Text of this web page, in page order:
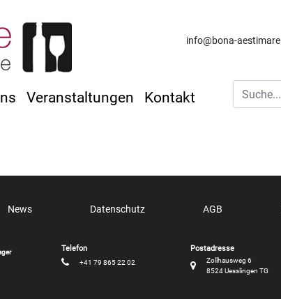
info@bona-
Veranstaltungen Kontakt
News Datenschutz AGB
Zollhausweg 6
8524 Uesslingen TG
+41 79 865 22 02